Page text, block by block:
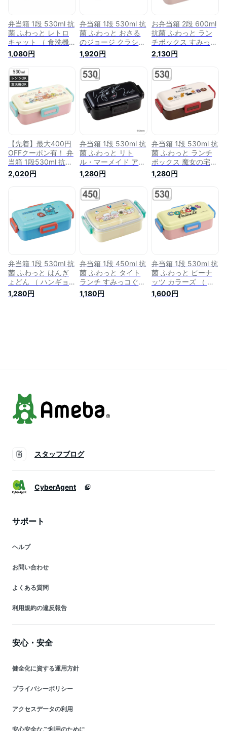
弁当箱 1段 530ml 抗
菌 ふわっと レトロ
キャット （ 食洗機
対応 レンジ対応 お
弁当箱 ランチボック
ス 銀 AG 女子 ねこ
食洗機OK レンジOK
お弁当 弁当 一段 仕
切り付き 女性 ネコ
） 【39ショップ】
1,080円
弁当箱 1段 530ml 抗
菌 ふわっと おさる
のジョージ クラシッ
ク （ ジョージ お弁
当箱 ランチボックス
食洗機対応 レンジ対
応 銀 AG 女子 食洗機
OK レンジOK お弁当
弁当 一段 仕切り付
き 女性 ）
1,920円
お弁当箱 2段 600ml
抗菌 ふわっと ラン
チボックス すみっコ
ぐらし フラワー （
弁当箱 食洗機対応
レンジ対応 ドーム型
女子 食洗機OK レン
ジOK お弁当 弁当 二
段 抗菌加工 AG 仕切
り付き 女性 日本製
2,130円
【先着】最大400円
OFFクーポン有！ 弁
当箱 1段530ml 抗菌
ふわっと弁当箱 映画
すみっコぐらし3 （
チボックス 食洗機対
応 レンジ対応 一段
抗菌 ドーム型 日本
製 仕切り付き 銀 AG
抗菌加工 食洗機OK
箱 ）
2,020円
弁当箱 1段 530ml 抗
菌 ふわっと リト
ル・マーメイド アリ
エル ブラック （ リ
トルマーメイド 食洗
機対応 レンジ対応
お弁当箱 ランチボッ
クス 銀 AG 女子 食洗
機OK レンジOK お弁
当 弁当 一段 仕切り
付き 女性 ）
1,280円
弁当箱 1段 530ml 抗
菌 ふわっと ランチ
ボックス 魔女の宅急
便 パン屋さん （ ジ
ジ 食洗機対応 レン
ジ対応 弁当箱 AG 女
子 食洗機OK レンジ
OK お弁当 弁当 一段
仕切り付き 女性 ）
1,280円
弁当箱 1段 530ml 抗
菌 ふわっと はんぎ
ょどん （ ハンギョ
ドン お弁当箱 ラン
チボックス 食洗機対
1,280円
弁当箱 1段 450ml 抗
菌 ふわっと タイト
ランチ すみっコぐら
し 学園 （ お弁当箱
ランチボックス 食洗
1,180円
弁当箱 1段 530ml 抗
菌 ふわっと ピーナ
ッツ カラーズ （ ス
ヌーピー お弁当箱
ランチボックス 食洗
1,600円
スタッフブログ
CyberAgent
サポート
ヘルプ
お問い合わせ
よくある質問
利用規約の違反報告
安心・安全
健全化に資する運用方針
プライバシーポリシー
アクセスデータの利用
安心安全なご利用のために